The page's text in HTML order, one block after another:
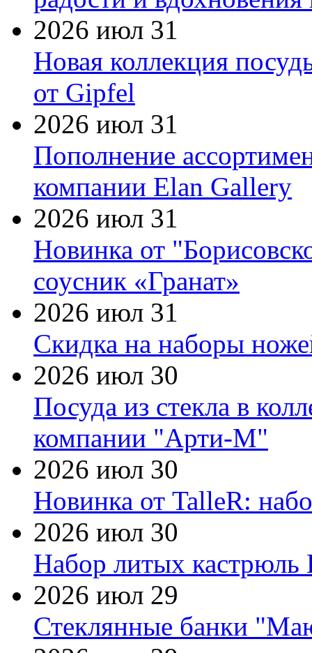
2026 июл 31
Новая коллекция
от Gipfel
2026 июл 31
Пополнение
компании Elan Gallery
2026 июл 31
Новинка от
соусник «Гранат»
2026 июл 31
Скидка на наборы
2026 июл 30
Посуда из стекла в
компании "Арти-М"
2026 июл 30
Новинка от TalleR:
2026 июл 30
Набор литых кастрюль
2026 июл 29
Стеклянные банки